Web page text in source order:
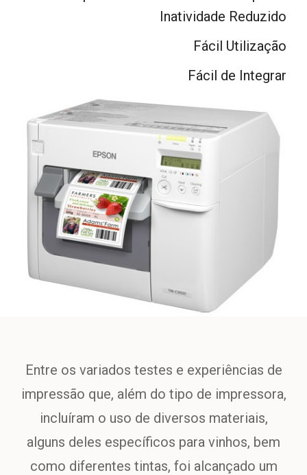
Inatividade Reduzido
Fácil Utilização
Fácil de Integrar
Entre os variados testes e experiências de
impressão que, além do tipo de impressora,
incluíram o uso de diversos materiais,
alguns deles específicos para vinhos, bem
como diferentes tintas, foi alcançado um